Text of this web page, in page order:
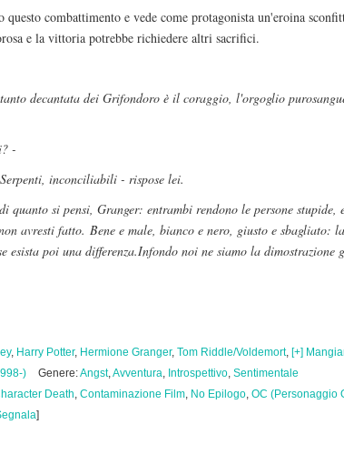
combattimento e vede come protagonista un'eroina
e la vittoria potrebbe richiedere altri sacrifici.
decantata dei Grifondoro è il coraggio, l'orgoglio
-
inconciliabili - rispose lei.
si pensi, Granger: entrambi rendono le persone
avresti fatto. Bene e male, bianco e nero, giusto e sbagliato:
esista poi una differenza.Infondo noi ne siamo la dimostrazione
, Harry Potter, Hermione Granger, Tom Riddle/Voldemort, [+]
) Genere:Angst,Avventura, Introspettivo, Sentimentale
Death, Contaminazione Film, No Epilogo, OC (Personaggio
]